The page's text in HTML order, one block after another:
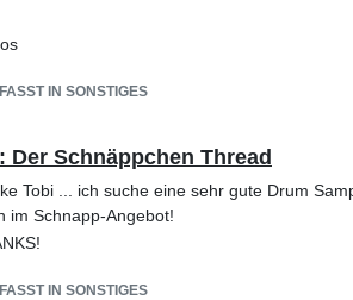
IN SONSTIGES
Der Schnäppchen Thread
Tobi ... ich suche eine sehr gute Drum
im Schnapp-Angebot!
IN SONSTIGES